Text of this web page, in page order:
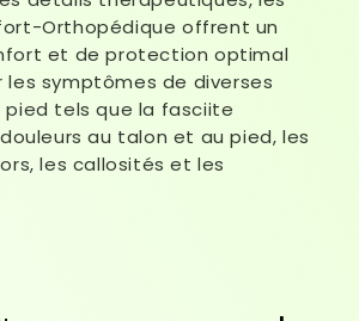
Orthopédique offrent un
et de protection optimal
les symptômes de diverses
tels que la fasciite
au talon et au pied, les
les callosités et les